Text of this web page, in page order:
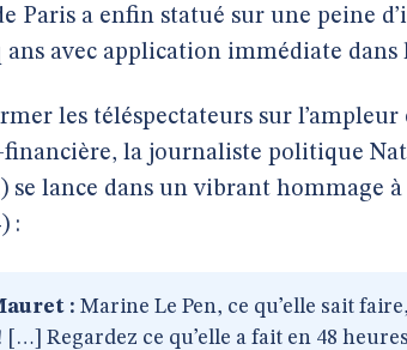
Paris a enfin statué sur une peine
ans avec application immédiate dans
les téléspectateurs sur l’ampleur
la journaliste politique
lance dans un vibrant hommage à
:
: Marine Le Pen, ce qu’elle sait
[…] Regardez ce qu’elle a fait en 48